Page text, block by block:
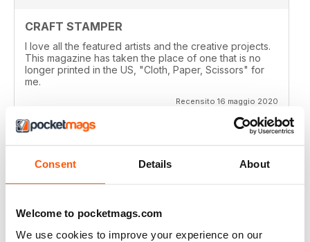
Consent Details About
Welcome to pocketmags.com
We use cookies to improve your experience on our
CRAFT STAMPER
I love all the featured artists and the creative projects.
This magazine has taken the place of one that is no
longer printed in the US, "Cloth, Paper, Scissors" for
me.
Recensito 16 maggio 2020